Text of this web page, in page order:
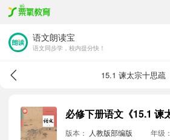
语文朗读宝
语文同步学，校内提分快！
15.1 谏太宗十思疏
版本： 人教版部编版 年级：